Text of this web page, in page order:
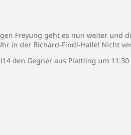
Freyung geht es nun weiter und
in der Richard-Findl-Halle! Nicht
den Gegner aus Plattling um 11:30